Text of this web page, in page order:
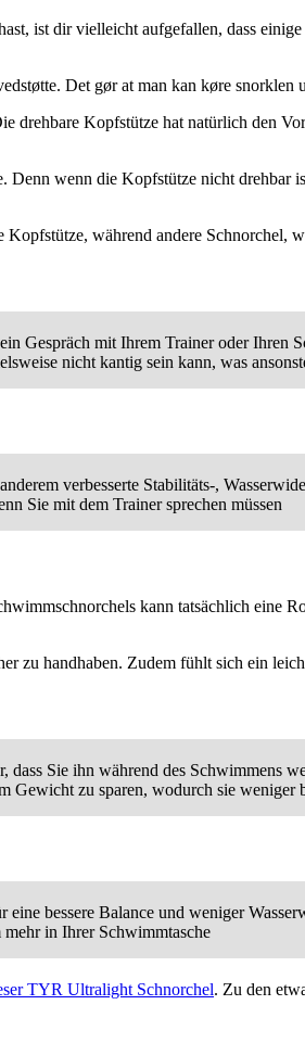
ist dir vielleicht aufgefallen, dass
Det gør at man kan køre
drehbare Kopfstütze hat natürlich den
wenn die Kopfstütze nicht drehbar
während andere Schnorchel,
Gespräch mit Ihrem Trainer oder Ihren
nicht kantig sein kann, was
verbesserte Stabilitäts-,
Sie mit dem Trainer sprechen müssen
kann tatsächlich eine
zu handhaben. Zudem fühlt sich ein
Sie ihn während des Schwimmens
zu sparen, wodurch sie
bessere Balance und weniger
in Ihrer Schwimmtasche
TYR Ultralight Schnorchel. Zu den